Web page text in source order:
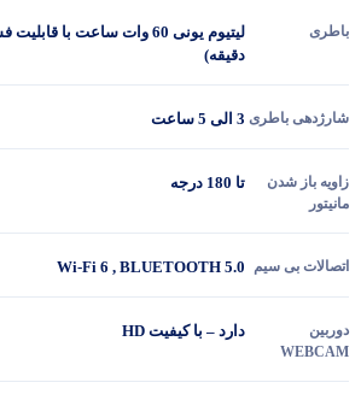
باطری
دقیقه)
شارژدهی باطری 3 الی 5 ساعت
زاویه باز شدن
مانیتور
تا 180 درجه
اتصالات بی سیم Wi-Fi 6 , BLUETOOTH 5.0
دوربین
WEBCAM
دارد – با کیفیت HD